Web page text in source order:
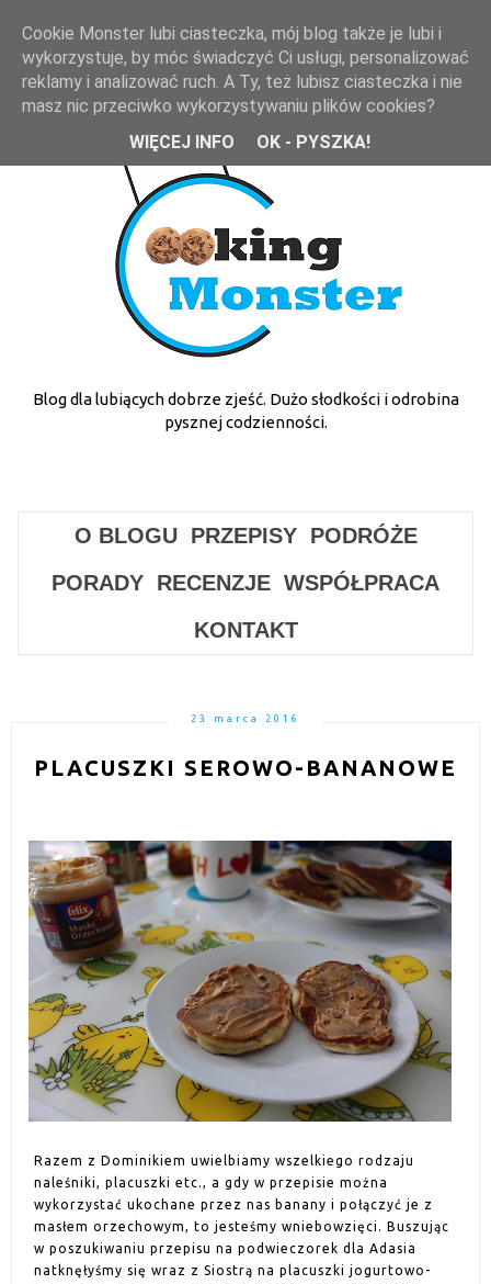
Blog dla lubiących dobrze zjeść. Dużo słodkości i odrobina
pysznej codzienności.
O BLOGU PRZEPISY
PODRÓŻE
PORADY RECENZJE WSPÓŁPRACA
KONTAKT
23 marca 2016
PLACUSZKI SEROWO-BANANOWE
Razem z Dominikiem uwielbiamy wszelkiego rodzaju
naleśniki, placuszki etc., a gdy w przepisie można
wykorzystać ukochane przez nas banany i połączyć je z
masłem orzechowym, to jesteśmy wniebowzięci. Buszując
w poszukiwaniu przepisu na podwieczorek dla Adasia
natknęłyśmy się wraz z Siostrą na placuszki jogurtowo-
Cookie Monster lubi ciasteczka, mój blog także je lubi i
wykorzystuje, by móc świadczyć Ci usługi, personalizować
reklamy i analizować ruch. A Ty, też lubisz ciasteczka i nie
masz nic przeciwko wykorzystywaniu plików cookies?
WIĘCEJ INFO
OK - PYSZKA!